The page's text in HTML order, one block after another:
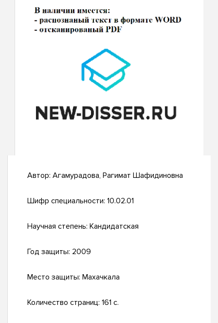
Автор: Агамурадова, Рагимат Шафидиновна
Шифр специальности: 10.02.01
Научная степень: Кандидатская
Год защиты: 2009
Место защиты: Махачкала
Количество страниц: 161 с.